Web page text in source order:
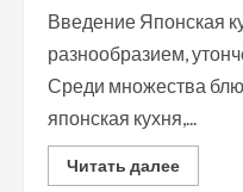
Введение Японская
разнообразием,
Среди множества
японская кухня,...
Читать далееRead
more